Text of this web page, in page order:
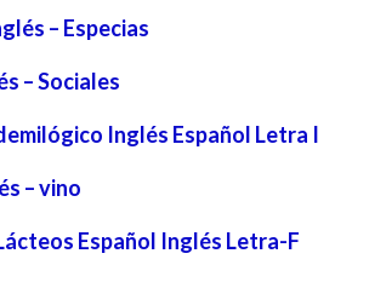
– Especias
– Sociales
Inglés Español Letra I
– vino
Español Inglés Letra-F